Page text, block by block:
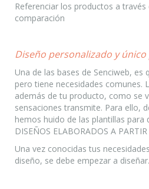
Referenciar los productos a
comparación
Diseño personalizado y
Una de las bases de Senciweb, es
pero tiene necesidades comunes.
además de tu producto, como se
sensaciones transmite. Para ello,
hemos huido de las plantillas para
DISEÑOS ELABORADOS A
Una vez conocidas tus
diseño, se debe empezar a diseñar.